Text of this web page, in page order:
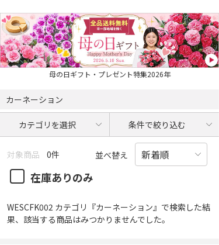
母の日ギフト・プレゼント特集2026年
カーネーション
カテゴリを選択 条件で絞り込む
対象商品 0件 並べ替え
在庫ありのみ
WESCFK002 カテゴリ『カーネーション』で検索した結
果、該当する商品はみつかりませんでした。